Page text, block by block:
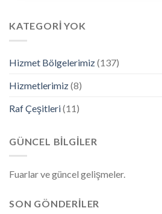
KATEGORI YOK
Hizmet Bölgelerimiz(137)
Hizmetlerimiz(8)
Raf Çeşitleri(11)
GÜNCEL BILGILER
Fuarlar ve güncel gelişmeler.
SON GÖNDERILER